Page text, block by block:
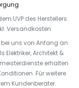
UVP des Herstellers.
Versandkosten
bei uns von Anfang an
Elektriker, Architekt &
erhalten
Für weitere
Kundenberater.